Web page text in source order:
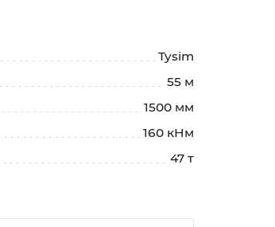
Tysim
55 м
1500 мм
160 кНм
47 т